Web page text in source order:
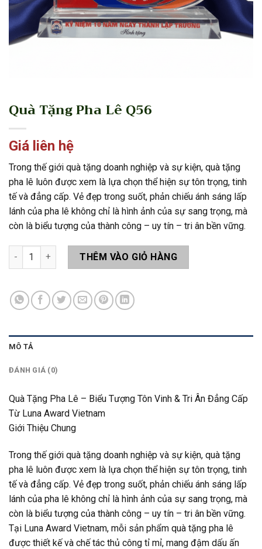
Quà Tặng Pha Lê Q56
Giá liên hệ
Trong thế giới quà tặng doanh nghiệp và sự kiện, quà tặng
pha lê luôn được xem là lựa chọn thể hiện sự tôn trọng, tinh
tế và đẳng cấp. Vẻ đẹp trong suốt, phản chiếu ánh sáng lấp
lánh của pha lê không chỉ là hình ảnh của sự sang trọng, mà
còn là biểu tượng của thành công – uy tín – tri ân bền vững.
Quà Tặng Pha Lê Q56 số lượng
THÊM VÀO GIỎ HÀNG
MÔ TẢ
ĐÁNH GIÁ (0)
Quà Tặng Pha Lê – Biểu Tượng Tôn Vinh & Tri Ân Đẳng Cấp
Từ Luna Award Vietnam
Giới Thiệu Chung
Trong thế giới quà tặng doanh nghiệp và sự kiện, quà tặng
pha lê luôn được xem là lựa chọn thể hiện sự tôn trọng, tinh
tế và đẳng cấp. Vẻ đẹp trong suốt, phản chiếu ánh sáng lấp
lánh của pha lê không chỉ là hình ảnh của sự sang trọng, mà
còn là biểu tượng của thành công – uy tín – tri ân bền vững.
Tại Luna Award Vietnam, mỗi sản phẩm quà tặng pha lê
được thiết kế và chế tác thủ công tỉ mỉ, mang đậm dấu ấn